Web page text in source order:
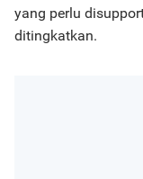
yang perlu
ditingkatkan.